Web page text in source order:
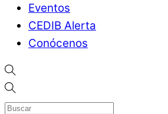
Eventos
CEDIB Alerta
Conócenos